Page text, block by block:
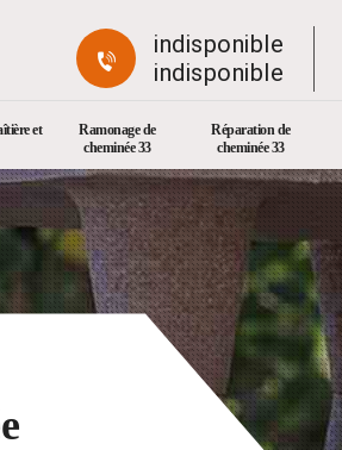
indisponible
indisponible
et
Ramonage de
cheminée 33
Réparation de
cheminée 33